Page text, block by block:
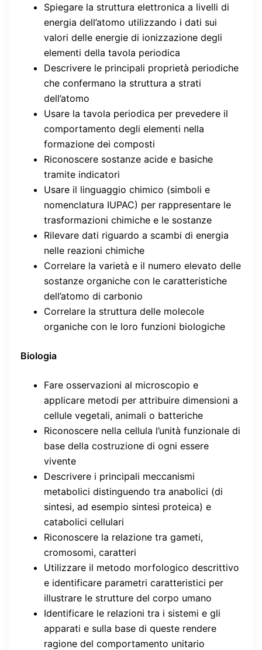
Spiegare la struttura elettronica a livelli di
energia dell’atomo utilizzando i dati sui
valori delle energie di ionizzazione degli
elementi della tavola periodica
Descrivere le principali proprietà periodiche
che confermano la struttura a strati
dell’atomo
Usare la tavola periodica per prevedere il
comportamento degli elementi nella
formazione dei composti
Riconoscere sostanze acide e basiche
tramite indicatori
Usare il linguaggio chimico (simboli e
nomenclatura IUPAC) per rappresentare le
trasformazioni chimiche e le sostanze
Rilevare dati riguardo a scambi di energia
nelle reazioni chimiche
Correlare la varietà e il numero elevato delle
sostanze organiche con le caratteristiche
dell’atomo di carbonio
Correlare la struttura delle molecole
organiche con le loro funzioni biologiche
Biologia
Fare osservazioni al microscopio e
applicare metodi per attribuire dimensioni a
cellule vegetali, animali o batteriche
Riconoscere nella cellula l’unità funzionale di
base della costruzione di ogni essere
vivente
Descrivere i principali meccanismi
metabolici distinguendo tra anabolici (di
sintesi, ad esempio sintesi proteica) e
catabolici cellulari
Riconoscere la relazione tra gameti,
cromosomi, caratteri
Utilizzare il metodo morfologico descrittivo
e identificare parametri caratteristici per
illustrare le strutture del corpo umano
Identificare le relazioni tra i sistemi e gli
apparati e sulla base di queste rendere
ragione del comportamento unitario